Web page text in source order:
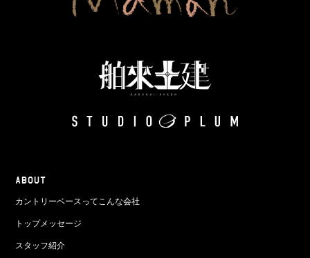
ABOUT
カントリーベースってこんな会社
トップメッセージ
スタッフ紹介